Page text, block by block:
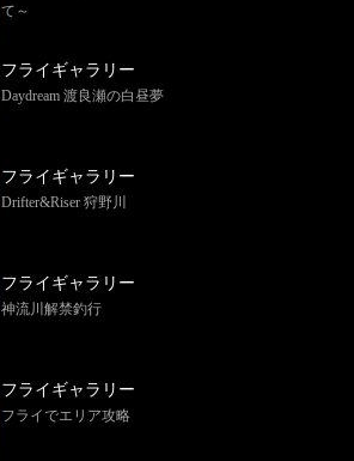
て～
フライギャラリー
Daydream 渡良瀬の白昼夢
フライギャラリー
Drifter&Riser 狩野川
フライギャラリー
神流川解禁釣行
フライギャラリー
フライでエリア攻略